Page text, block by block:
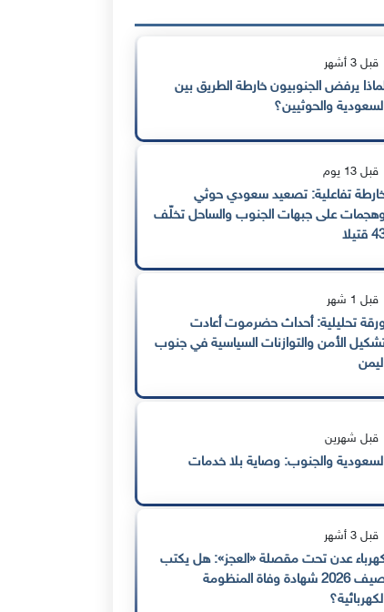
قبل 3 أشهر
يرفض الجنوبيون خارطة الطريق بين
والحوثيين؟
قبل 13 يوم
تفاعلية: تصعيد سعودي حوثي
على جبهات الجنوب والساحل تخلّف
قتيلا
قبل 1 شهر
تحليلية: أحداث حضرموت أعادت
الأمن والتوازنات السياسية في جنوب
قبل شهرين
والجنوب: وصاية بلا خدمات
قبل 3 أشهر
عدن تحت مقصلة «العجز»: هل يكتب
صيف 2026 شهادة وفاة المنظومة